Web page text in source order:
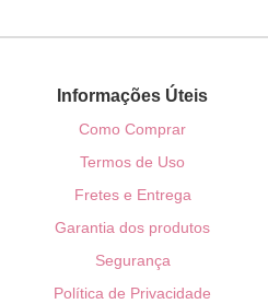
Informações Úteis
Como Comprar
Termos de Uso
Fretes e Entrega
Garantia dos produtos
Segurança
Política de Privacidade